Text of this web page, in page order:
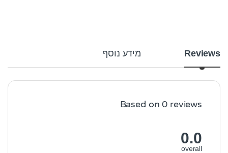
Reviews מידע נוסף
Based on 0 reviews
0.0
overall